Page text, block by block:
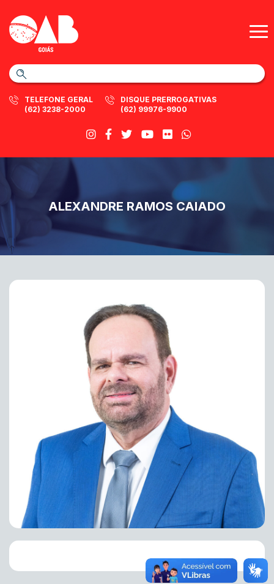
TELEFONE GERAL
(62) 3238-2000
DISQUE PRERROGATIVAS
(62) 99976-9900
ALEXANDRE RAMOS CAIADO